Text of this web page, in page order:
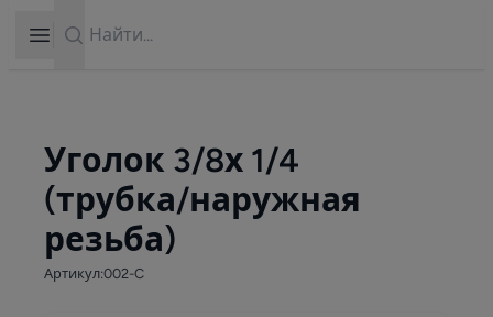
Open sidebar
Уголок 3/8х 1/4
(трубка/наружная
резьба)
Артикул:002-C